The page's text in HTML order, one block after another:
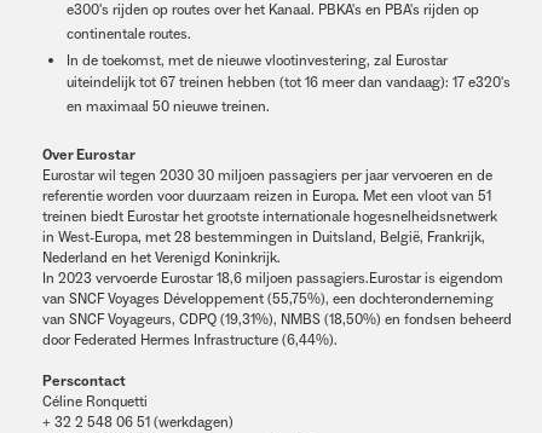
e300's rijden op routes over het Kanaal. PBKA's en PBA's rijden op
continentale routes.
In de toekomst, met de nieuwe vlootinvestering, zal Eurostar
uiteindelijk tot 67 treinen hebben (tot 16 meer dan vandaag): 17 e320's
en maximaal 50 nieuwe treinen.
Over Eurostar
Eurostar wil tegen 2030 30 miljoen passagiers per jaar vervoeren en de
referentie worden voor duurzaam reizen in Europa. Met een vloot van 51
treinen biedt Eurostar het grootste internationale hogesnelheidsnetwerk
in West-Europa, met 28 bestemmingen in Duitsland, België, Frankrijk,
Nederland en het Verenigd Koninkrijk.
In 2023 vervoerde Eurostar 18,6 miljoen passagiers.Eurostar is eigendom
van SNCF Voyages Développement (55,75%), een dochteronderneming
van SNCF Voyageurs, CDPQ (19,31%), NMBS (18,50%) en fondsen beheerd
door Federated Hermes Infrastructure (6,44%).
Perscontact
Céline Ronquetti
+ 32 2 548 06 51 (werkdagen)